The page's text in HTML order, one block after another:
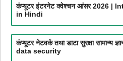
कंप्यूटर इंटरनेट क्वेश्चन आंसर 2026 |
in Hindi
कंप्यूटर नेटवर्क तथा डाटा सुरक्षा
data security